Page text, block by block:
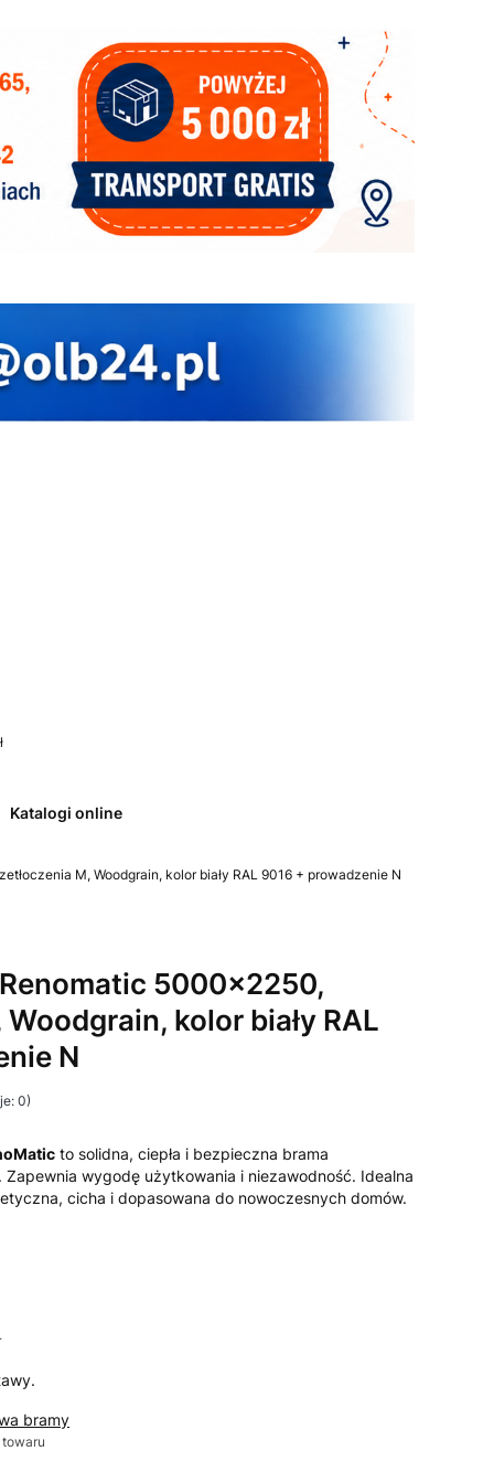
Zobacz szczegóły
Katalogi online
M, Woodgrain, kolor biały RAL 9016 + prowadzenie N
5000x2250,
kolor biały RAL
N
0)
to solidna, ciepła i bezpieczna brama
wygodę użytkowania i niezawodność. Idealna
cicha i dopasowana do nowoczesnych domów.
bramy